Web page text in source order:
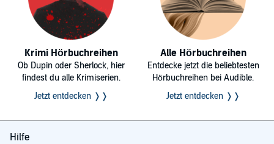
Krimi Hörbuchreihen
Ob Dupin oder Sherlock, hier
findest du alle Krimiserien.
Jetzt entdecken ❭❭
Alle Hörbuchreihen
Entdecke jetzt die beliebtesten
Hörbuchreihen bei Audible.
Jetzt entdecken ❭❭
Hilfe